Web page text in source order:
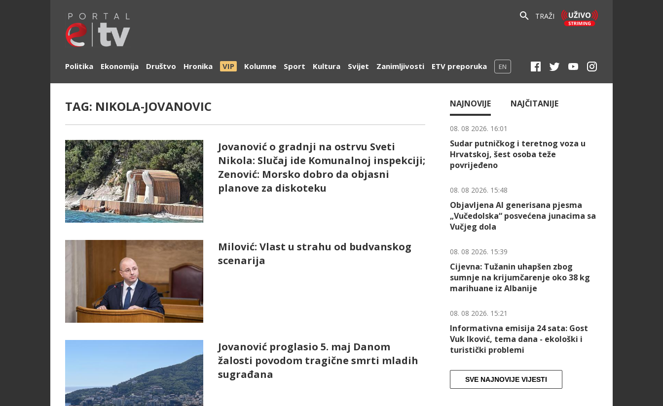
TRAŽI
Politika Ekonomija Društvo Hronika VIP Kolumne Sport Kultura Svijet Zanimljivosti ETV preporuka EN
TAG: NIKOLA-JOVANOVIC
Jovanović o gradnji na ostrvu Sveti
Nikola: Slučaj ide Komunalnoj inspekciji;
Zenović: Morsko dobro da objasni
planove za diskoteku
Milović: Vlast u strahu od budvanskog
scenarija
Jovanović proglasio 5. maj Danom
žalosti povodom tragične smrti mladih
sugrađana
NAJNOVIJE NAJČITANIJE
08. 08 2026. 16:01
Sudar putničkog i teretnog voza u
Hrvatskoj, šest osoba teže
povrijeđeno
08. 08 2026. 15:48
Objavljena AI generisana pjesma
„Vučedolska“ posvećena junacima sa
Vučjeg dola
08. 08 2026. 15:39
Cijevna: Tužanin uhapšen zbog
sumnje na krijumčarenje oko 38 kg
marihuane iz Albanije
08. 08 2026. 15:21
Informativna emisija 24 sata: Gost
Vuk Iković, tema dana - ekološki i
turistički problemi
SVE NAJNOVIJE VIJESTI